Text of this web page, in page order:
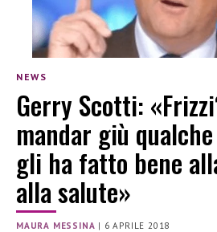
NEWS
Gerry Scotti:
mandar giù
gli ha fatto bene
alla salute»
MAURA MESSINA | 6 APRILE 2018